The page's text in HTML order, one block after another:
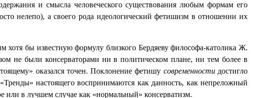
и смысла человеческого существования любым формам его
нелепо), а своего рода идеологический фетишизм в отношении их
хотя бы известную формулу близкого Бердяеву философа-католика Ж.
не были консерваторами ни в политическом плане, ни тем более в
оказался точен. Поклонение фетишу современностидостигло
настоящего воспринимаются как данность, как непреложный
или в лучшем случае как «нормальный» консерватизм.